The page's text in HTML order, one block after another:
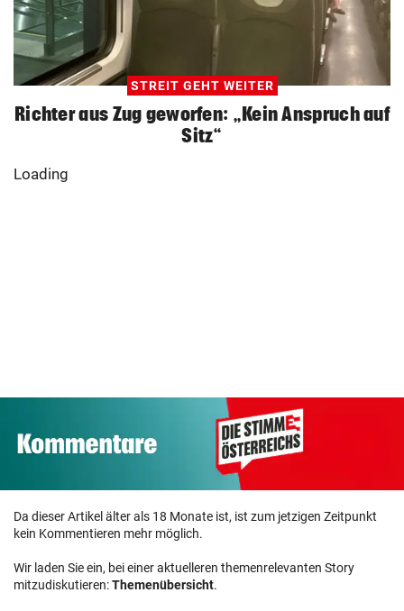
STREIT GEHT WEITER
Richter aus Zug geworfen: „Kein Anspruch auf
Sitz“
Loading
Da dieser Artikel älter als 18 Monate ist, ist zum jetzigen Zeitpunkt
kein Kommentieren mehr möglich.
Wir laden Sie ein, bei einer aktuelleren themenrelevanten Story
mitzudiskutieren:Themenübersicht.